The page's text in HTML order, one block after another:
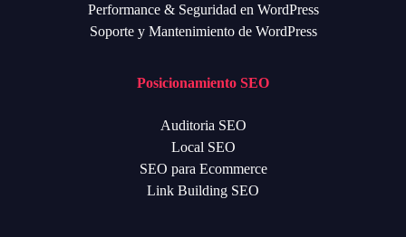
Performance & Seguridad en WordPress
Soporte y Mantenimiento de WordPress
Posicionamiento SEO
Auditoria SEO
Local SEO
SEO para Ecommerce
Link Building SEO